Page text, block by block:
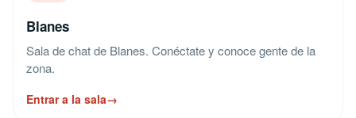
Blanes
Sala de chat de Blanes. Conéctate y conoce gente de la
zona.
Entrar a la sala→